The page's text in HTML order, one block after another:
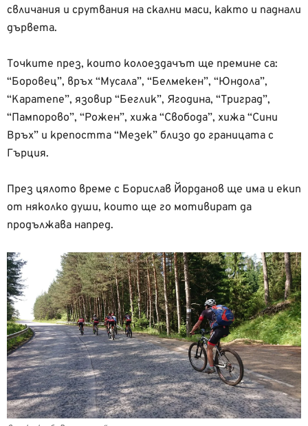
свличания и срутвания на скални маси, както и паднали
дървета.
Точките през, които колоездачът ще премине са:
“Боровец”, връх “Мусала”, “Белмекен”, “Юндола”,
“Каратепе”, язовир “Беглик”, Ягодина, “Триград”,
“Пампорово”, “Рожен”, хижа “Свобода”, хижа “Сини
Връх” и крепостта “Мезек” близо до границата с
Гърция.
През цялото време с Борислав Йорданов ще има и екип
от няколко души, които ще го мотивират да
продължава напред.